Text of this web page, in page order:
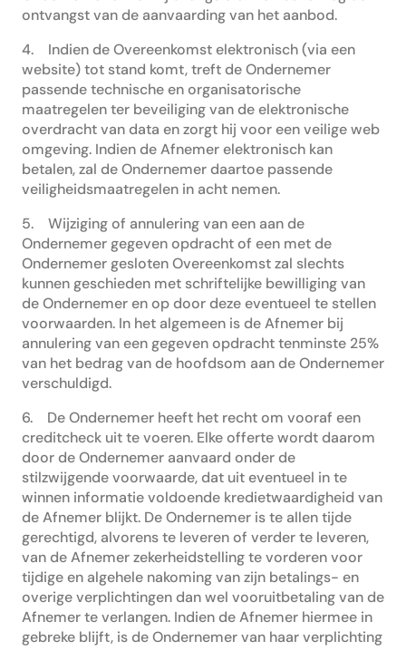
ontvangst van de aanvaarding van het aanbod.
4. Indien de Overeenkomst elektronisch (via een
website) tot stand komt, treft de Ondernemer
passende technische en organisatorische
maatregelen ter beveiliging van de elektronische
overdracht van data en zorgt hij voor een veilige web
omgeving. Indien de Afnemer elektronisch kan
betalen, zal de Ondernemer daartoe passende
veiligheidsmaatregelen in acht nemen.
5. Wijziging of annulering van een aan de
Ondernemer gegeven opdracht of een met de
Ondernemer gesloten Overeenkomst zal slechts
kunnen geschieden met schriftelijke bewilliging van
de Ondernemer en op door deze eventueel te stellen
voorwaarden. In het algemeen is de Afnemer bij
annulering van een gegeven opdracht tenminste 25%
van het bedrag van de hoofdsom aan de Ondernemer
verschuldigd.
6. De Ondernemer heeft het recht om vooraf een
creditcheck uit te voeren. Elke offerte wordt daarom
door de Ondernemer aanvaard onder de
stilzwijgende voorwaarde, dat uit eventueel in te
winnen informatie voldoende kredietwaardigheid van
de Afnemer blijkt. De Ondernemer is te allen tijde
gerechtigd, alvorens te leveren of verder te leveren,
van de Afnemer zekerheidstelling te vorderen voor
tijdige en algehele nakoming van zijn betalings- en
overige verplichtingen dan wel vooruitbetaling van de
Afnemer te verlangen. Indien de Afnemer hiermee in
gebreke blijft, is de Ondernemer van haar verplichting